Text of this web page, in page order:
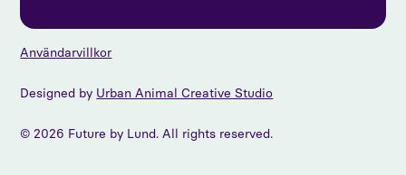
© 2026 Future by Lund. All rights reserved.
Designed by Urban Animal Creative Studio
Användarvillkor